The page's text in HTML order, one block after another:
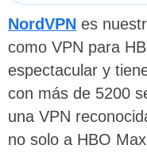
NordVPN es
como VPN para
espectacular y
con más de 5200
una VPN
no solo a HBO